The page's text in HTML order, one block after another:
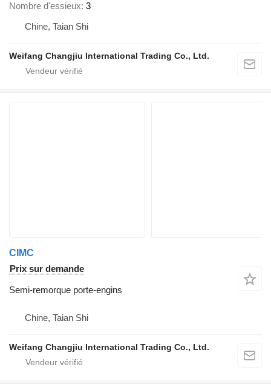
Nombre d'essieux 3
Chine, Taian Shi
Weifang Changjiu International Trading Co., Ltd.
CIMC
Prix sur demande
Semi-remorque porte-engins
Chine, Taian Shi
Weifang Changjiu International Trading Co., Ltd.